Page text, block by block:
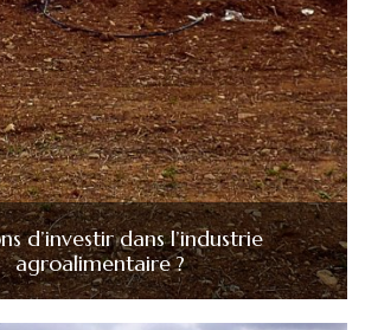
d’investir dans l’industrie
agroalimentaire ?